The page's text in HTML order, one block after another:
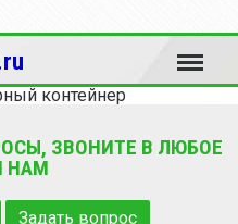
Меню
контейнер
ЗВОНИТЕ В ЛЮБОЕ
НАМ
Задать вопрос